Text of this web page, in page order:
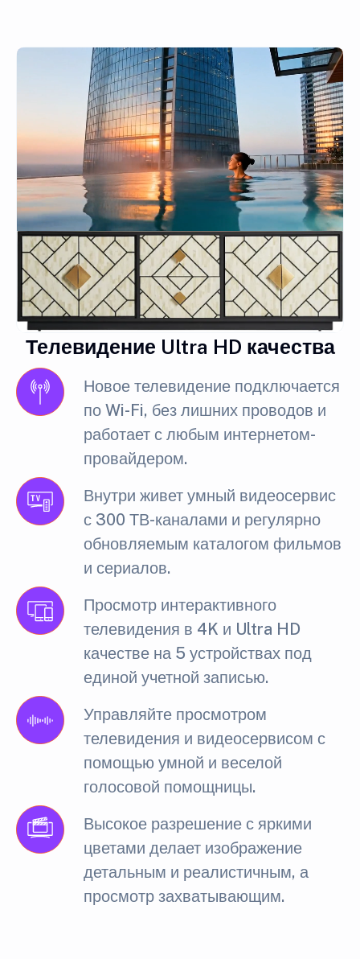
Телевидение Ultra HD качества
Новое телевидение подключается
по Wi-Fi, без лишних проводов и
работает с любым интернетом-
провайдером.
Внутри живет умный видеосервис
с 300 ТВ-каналами и регулярно
обновляемым каталогом фильмов
и сериалов.
Просмотр интерактивного
телевидения в 4K и Ultra HD
качестве на 5 устройствах под
единой учетной записью.
Управляйте просмотром
телевидения и видеосервисом с
помощью умной и веселой
голосовой помощницы.
Высокое разрешение с яркими
цветами делает изображение
детальным и реалистичным, а
просмотр захватывающим.